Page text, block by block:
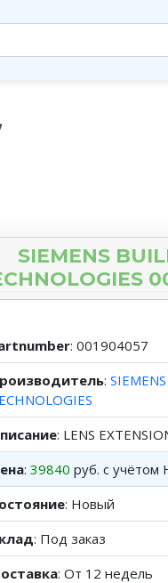
SIEMENS
: 001904057
:
: LENS
: 39840 руб. с
: Новый
: Под заказ
: От 12 недель